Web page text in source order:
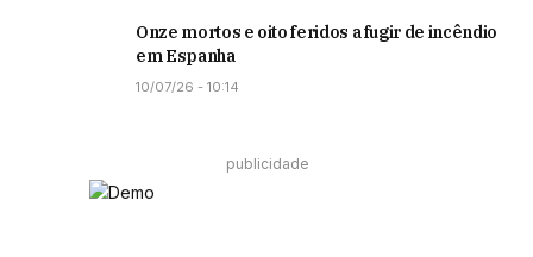
Onze mortos e oito feridos a fugir de incêndio
em Espanha
10/07/26 - 10:14
publicidade